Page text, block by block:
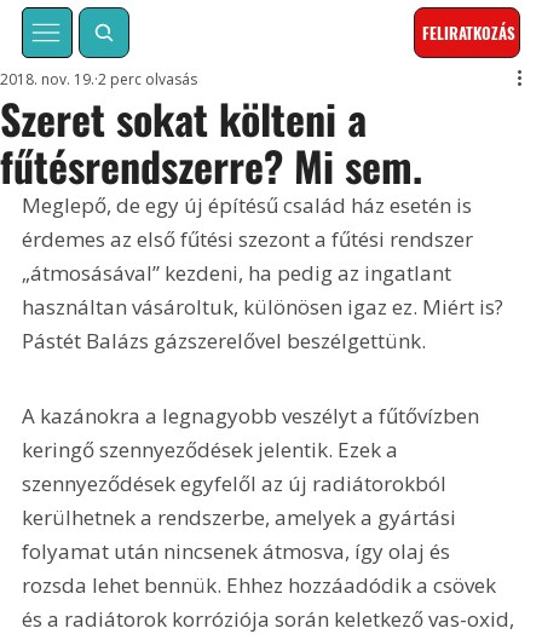
FELIRATKOZÁS
Szeret sokat költeni a
fűtésrendszerre? Mi sem.
2018. nov. 19. 2 perc olvasás
Meglepő, de egy új építésű család ház esetén is
érdemes az első fűtési szezont a fűtési rendszer
„átmosásával” kezdeni, ha pedig az ingatlant
használtan vásároltuk, különösen igaz ez. Miért is?
Pástét Balázs gázszerelővel beszélgettünk.
A kazánokra a legnagyobb veszélyt a fűtővízben
keringő szennyeződések jelentik. Ezek a
szennyeződések egyfelől az új radiátorokból
kerülhetnek a rendszerbe, amelyek a gyártási
folyamat után nincsenek átmosva, így olaj és
rozsda lehet bennük. Ehhez hozzáadódik a csövek
és a radiátorok korróziója során keletkező vas-oxid,